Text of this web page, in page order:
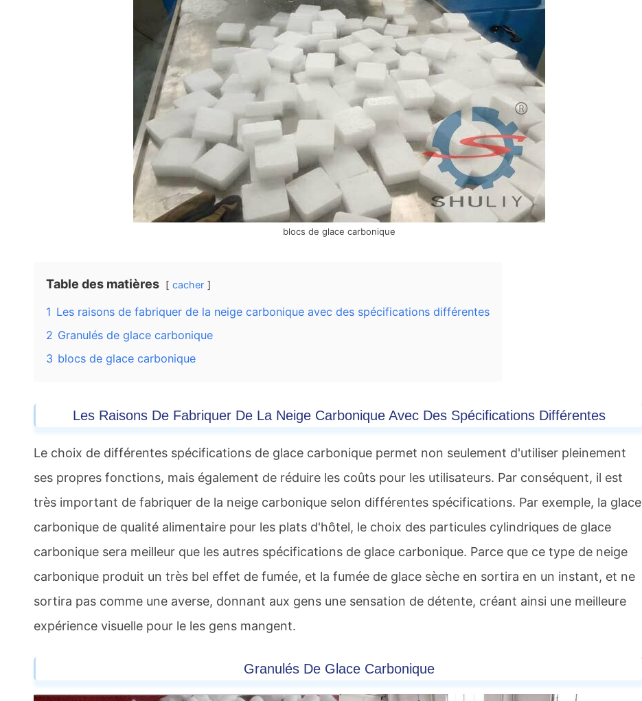
blocs de glace carbonique
Table des matières cacher
1 Les raisons de fabriquer de la neige carbonique avec des spécifications différentes
2 Granulés de glace carbonique
3 blocs de glace carbonique
Les Raisons De Fabriquer De La Neige Carbonique Avec Des Spécifications Différentes
Le choix de différentes spécifications de glace carbonique permet non seulement d'utiliser pleinement
ses propres fonctions, mais également de réduire les coûts pour les utilisateurs. Par conséquent, il est
très important de fabriquer de la neige carbonique selon différentes spécifications. Par exemple, la glace
carbonique de qualité alimentaire pour les plats d'hôtel, le choix des particules cylindriques de glace
carbonique sera meilleur que les autres spécifications de glace carbonique. Parce que ce type de neige
carbonique produit un très bel effet de fumée, et la fumée de glace sèche en sortira en un instant, et ne
sortira pas comme une averse, donnant aux gens une sensation de détente, créant ainsi une meilleure
expérience visuelle pour le les gens mangent.
Granulés De Glace Carbonique